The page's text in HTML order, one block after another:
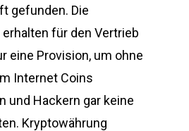
gefunden. Die
für den Vertrieb
eine Provision, um ohne
Internet Coins
und Hackern gar keine
Kryptowährung